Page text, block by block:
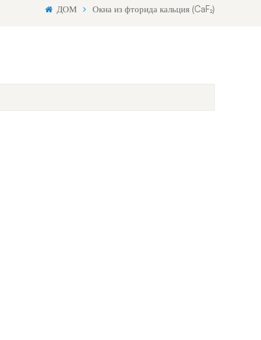
ДОМ Окна из фторида кальция (CaF₂)